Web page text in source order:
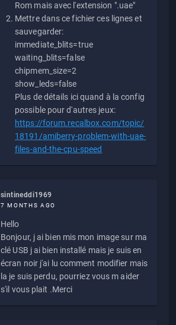
Rom mais avec l'extension ".uae"
Mettre dans ce fichier ces lignes et
sauvegarder:
immediate_blits=true
waiting_blits=false
chipmem_size=2
show_leds=false
Plus de détails ici quand à la config
possible pour d'autres jeux:
https://forum.recalbox.com/topic/
18191/amiberry-problem-with-uae-
files-and-the-cpu-speed
sintineddi1969
7 MONTHS AGO
Hello
Bonjour, j ai bien mis mon image sur ma
clé USB j ai bien installé mais je suis en
écran noir j'ai lu comment modifier mais
la je suis perdu, pourriez vous m aider
s'il vous plait .Merci